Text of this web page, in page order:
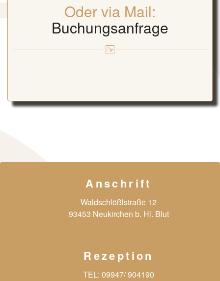
Oder via Mail:
Buchungsanfrage
Anschrift
Waldschlößlstraße 12
93453 Neukirchen b. Hl. Blut
Rezeption
TEL: 09947/ 904190